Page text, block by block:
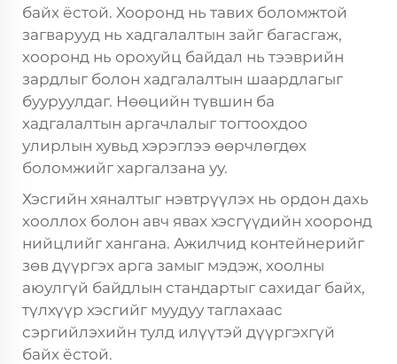
байх ёстой. Хооронд нь тавих боломжтой
загварууд нь хадгалалтын зайг багасгаж,
хооронд нь орохуйц байдал нь тээврийн
зардлыг болон хадгалалтын шаардлагыг
бууруулдаг. Нөөцийн түвшин ба
хадгалалтын аргачлалыг тогтоохдоо
улирлын хувьд хэрэглээ өөрчлөгдөх
боломжийг харгалзана уу.
Хэсгийн хяналтыг нэвтрүүлэх нь ордон дахь
хооллох болон авч явах хэсгүүдийн хооронд
нийцлийг хангана. Ажилчид контейнерийг
зөв дүүргэх арга замыг мэдэж, хоолны
аюулгүй байдлын стандартыг сахидаг байх,
түлхүүр хэсгийг муудуу таглахаас
сэргийлэхийн тулд илүүтэй дүүргэхгүй
байх ёстой.